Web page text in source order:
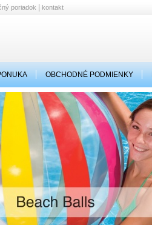
poriadok kontakt
OBCHODNÉ PODMIENKY